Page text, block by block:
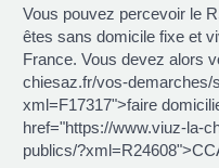
Vous pouvez percevoir le
êtes sans domicile fixe et
France. Vous devez alors
chiesaz.fr/vos-demarches/
xml=F17317">faire
href="https://www.viuz-la-
publics/